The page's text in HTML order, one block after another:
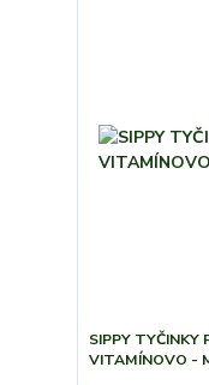
SIPPY TYČINKY
VITAMÍNOVO -